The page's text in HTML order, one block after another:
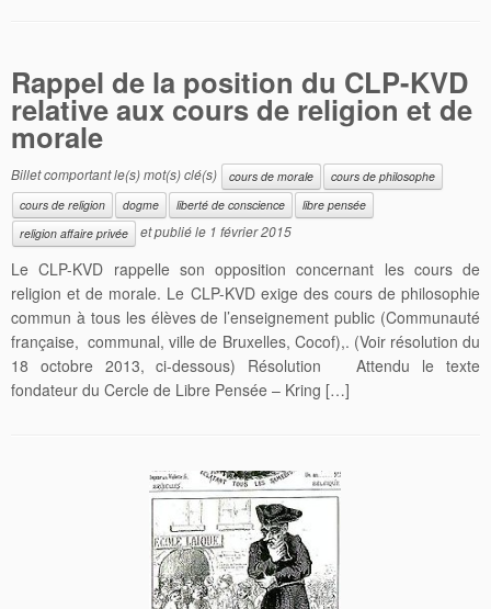
Rappel de la position du CLP-KVD
relative aux cours de religion et de
morale
Billet comportant le(s) mot(s) clé(s) cours de morale
cours de philosophe
cours de religion
dogme liberté de conscience
libre pensée
religion affaire privée
et publié le 1 février 2015
Le CLP-KVD rappelle son opposition concernant les cours de
religion et de morale. Le CLP-KVD exige des cours de philosophie
commun à tous les élèves de l’enseignement public (Communauté
française, communal, ville de Bruxelles, Cocof),. (Voir résolution du
18 octobre 2013, ci-dessous) Résolution Attendu le texte
fondateur du Cercle de Libre Pensée – Kring […]